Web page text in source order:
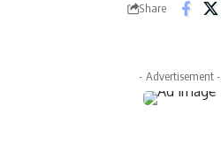
Share
- Advertisement -